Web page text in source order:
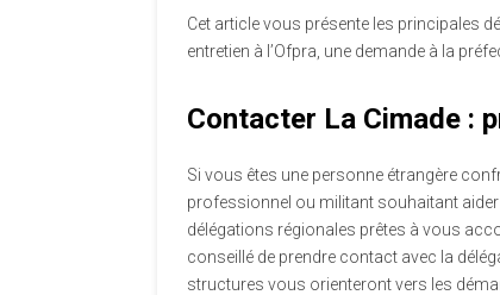
Cet article vous présente les principales
entretien à l’Ofpra, une demande à la
Contacter La Cimade :
Si vous êtes une personne étrangère
professionnel ou militant souhaitant
délégations régionales prêtes à vous
conseillé de prendre contact avec la
structures vous orienteront vers les